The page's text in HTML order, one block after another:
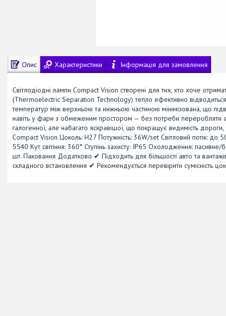
Опис Характеристики Інформація для замовлення
Світлодіодні лампи Compact Vision створені для тих, хто хоче
(Thermoelectric Separation Technology) тепло ефективно відводиться
температур між верхньою та нижньою частиною мінімізована, що
навіть у фари з обмеженим простором — без потреби переробляти
галогенної, але набагато яскравішої, що покращує видимість
Compact Vision Цоколь: H27 Потужність: 36W/set Світловий потік: до
5540 Кут світіння: 360° Ступінь захисту: IP65 Охолодження:
шт. Паковання Додатково ✔ Підходить для більшості авто та
складного встановлення ✔ Рекомендується перевірити сумісність